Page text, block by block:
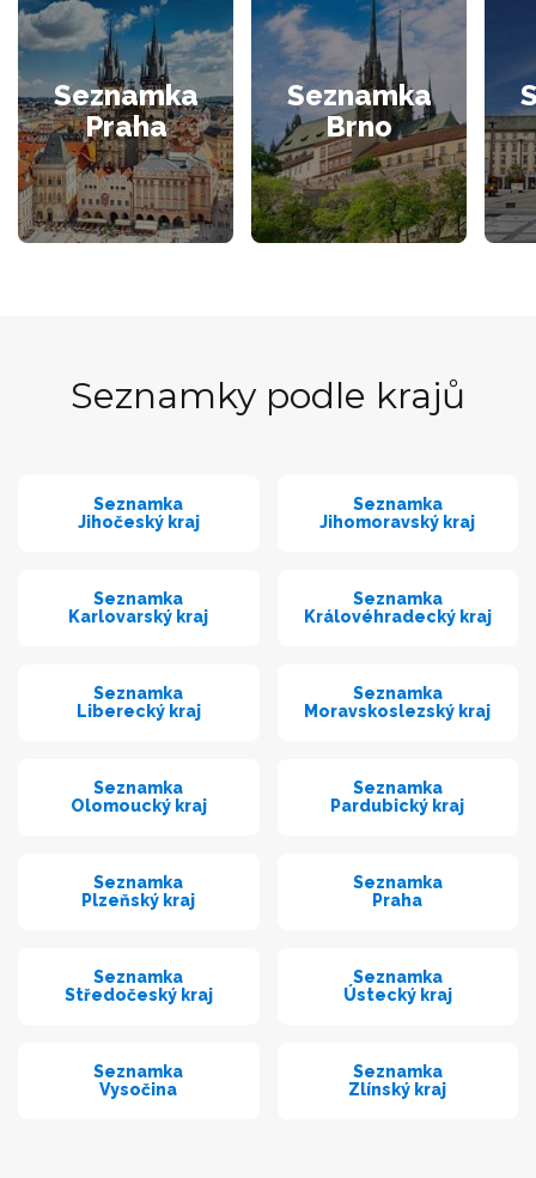
Seznamka
Praha
Seznamka
Brno
Seznamky podle krajů
Seznamka
Jihočeský kraj
Seznamka
Jihomoravský kraj
Seznamka
Karlovarský kraj
Seznamka
Královéhradecký kraj
Seznamka
Liberecký kraj
Seznamka
Moravskoslezský kraj
Seznamka
Olomoucký kraj
Seznamka
Pardubický kraj
Seznamka
Plzeňský kraj
Seznamka
Praha
Seznamka
Středočeský kraj
Seznamka
Ústecký kraj
Seznamka
Vysočina
Seznamka
Zlínský kraj